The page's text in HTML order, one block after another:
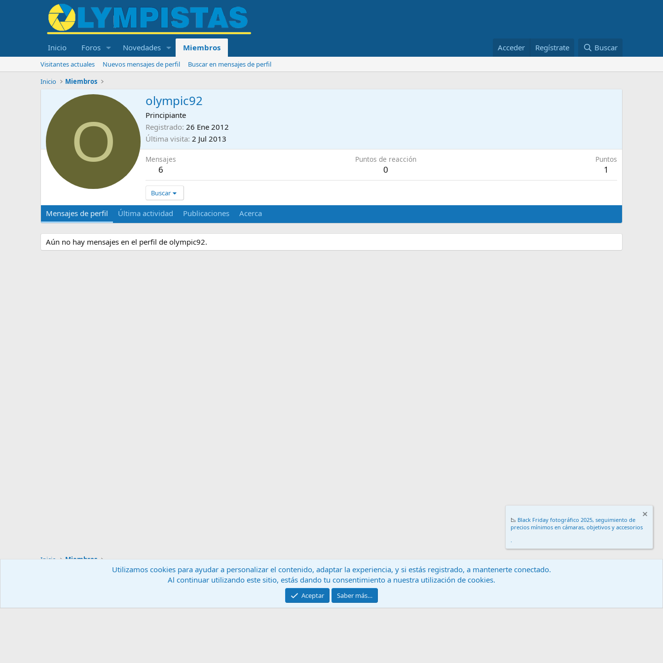
Inicio Foros Novedades Miembros Acceder Regístrate Buscar
Visitantes actuales Nuevos mensajes de perfil
Buscar en mensajes de perfil
Inicio
Miembros
O
olympic92
Principiante
Registrado 26 Ene 2012
Última visita 2 Jul 2013
Mensajes
6
Puntos de reacción
0
Puntos
1
Buscar
Mensajes de perfil Última actividad Publicaciones Acerca
Aún no hay mensajes en el perfil de olympic92.
Inicio Miembros
Contáctanos Términos y reglas
Community platform by XenForo® © 2010-2024 XenForo Ltd.
📉 Black Friday fotográfico 2025, seguimiento de
precios mínimos en cámaras, objetivos y accesorios
.
Utilizamos cookies para ayudar a personalizar el contenido, adaptar la experiencia, y si estás registrado, a mantenerte conectado.
Al continuar utilizando este sitio, estás dando tu consentimiento a nuestra utilización de cookies.
Aceptar Saber más…